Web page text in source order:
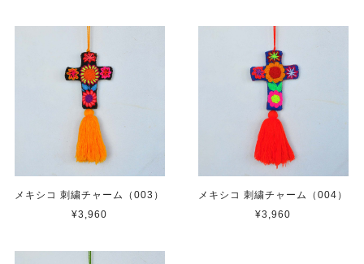
メキシコ 刺繍チャーム（003）
¥3,960
メキシコ 刺繍チャーム（004）
¥3,960